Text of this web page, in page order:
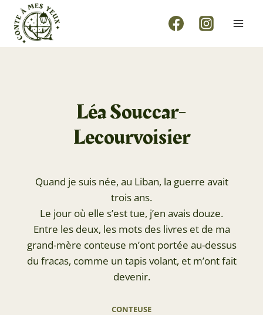
Aller
contenu
Léa Souccar-
Lecourvoisier
Quand je suis née, au Liban, la guerre avait
trois ans.
Le jour où elle s’est tue, j’en avais douze.
Entre les deux, les mots des livres et de ma
grand-mère conteuse m’ont portée au-dessus
du fracas, comme un tapis volant, et m’ont fait
devenir.
CONTEUSE